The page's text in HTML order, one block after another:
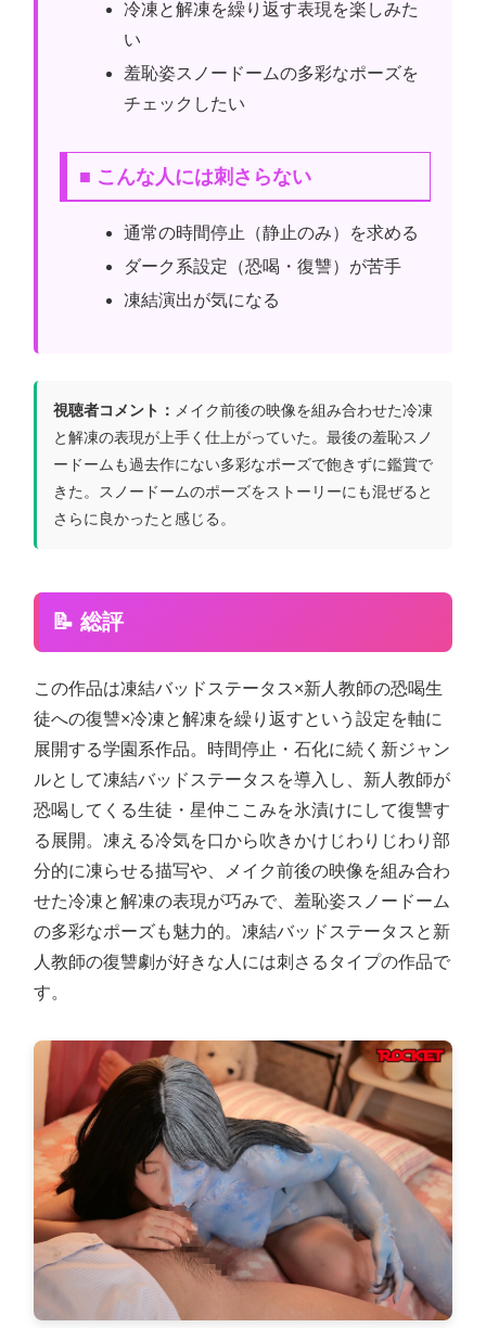
冷凍と解凍を繰り返す表現を楽しみた
い
羞恥姿スノードームの多彩なポーズを
チェックしたい
■ こんな人には刺さらない
通常の時間停止（静止のみ）を求める
ダーク系設定（恐喝・復讐）が苦手
凍結演出が気になる
視聴者コメント： メイク前後の映像を組み合わせた冷凍
と解凍の表現が上手く仕上がっていた。最後の羞恥スノ
ードームも過去作にない多彩なポーズで飽きずに鑑賞で
きた。スノードームのポーズをストーリーにも混ぜると
さらに良かったと感じる。
📝 総評
この作品は凍結バッドステータス×新人教師の恐喝生
徒への復讐×冷凍と解凍を繰り返すという設定を軸に
展開する学園系作品。時間停止・石化に続く新ジャン
ルとして凍結バッドステータスを導入し、新人教師が
恐喝してくる生徒・星仲ここみを氷漬けにして復讐す
る展開。凍える冷気を口から吹きかけじわりじわり部
分的に凍らせる描写や、メイク前後の映像を組み合わ
せた冷凍と解凍の表現が巧みで、羞恥姿スノードーム
の多彩なポーズも魅力的。凍結バッドステータスと新
人教師の復讐劇が好きな人には刺さるタイプの作品で
す。